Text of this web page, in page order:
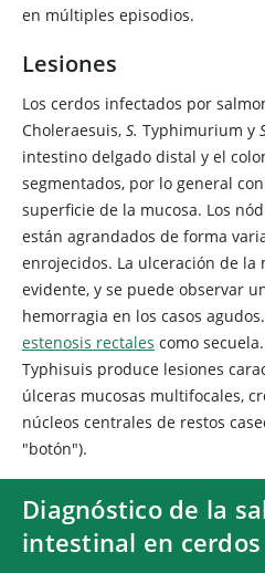
en múltiples episodios.
Lesiones
Los cerdos infectados por
Choleraesuis, S. Typhimurium y
intestino delgado distal y el
segmentados, por lo general
superficie de la mucosa. Los
están agrandados de forma
enrojecidos. La ulceración de la
evidente, y se puede observar
hemorragia en los casos
estenosis rectales como
Typhisuis produce lesiones
úlceras mucosas multifocales,
núcleos centrales de restos
"botón").
Diagnóstico de la
intestinal en cerdos